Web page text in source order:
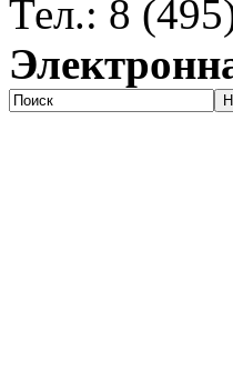
Тел.: 8